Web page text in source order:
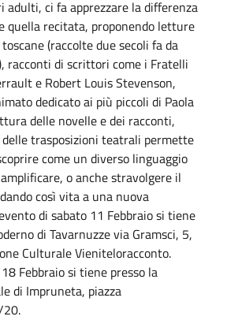
adulti, ci fa apprezzare la differenza
quella recitata, proponendo letture
(raccolte due secoli fa da
racconti di scrittori come i Fratelli
e Robert Louis Stevenson,
dedicato ai più piccoli di Paola
delle novelle e dei racconti,
delle trasposizioni teatrali permette
come un diverso linguaggio
o anche stravolgere il
così vita a una nuova
di sabato 11 Febbraiosi tiene
di Tavarnuzze via Gramsci, 5,
Culturale Vieniteloracconto.
18 Febbraiosi tiene presso la
di Impruneta, piazza